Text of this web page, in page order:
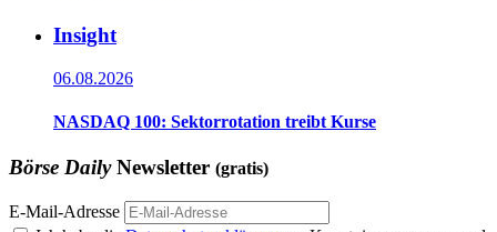
Insight
06.08.2026
NASDAQ 100: Sektorrotation treibt Kurse
Börse DailyNewsletter (gratis)
E-Mail-Adresse